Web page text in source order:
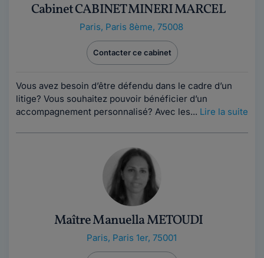
Cabinet CABINET MINERI MARCEL
Paris, Paris 8ème, 75008
Contacter ce cabinet
Vous avez besoin d’être défendu dans le cadre d’un
litige? Vous souhaitez pouvoir bénéficier d’un
accompagnement personnalisé? Avec les... Lire la suite
Maître Manuella METOUDI
Paris, Paris 1er, 75001